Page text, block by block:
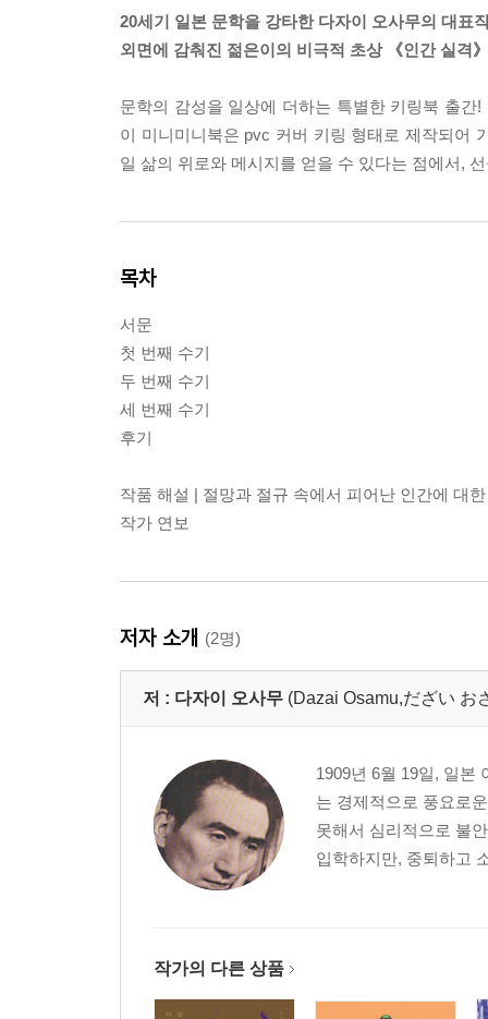
20세기 일본 문학을 강타한 다자이 오사무의 대표
외면에 감춰진 젊은이의 비극적 초상 《인간 실격》
문학의 감성을 일상에 더하는 특별한 키링북 출
이 미니미니북은 pvc 커버 키링 형태로 제작되어
일 삶의 위로와 메시지를 얻을 수 있다는 점에서,
목차
서문
첫 번째 수기
두 번째 수기
세 번째 수기
후기
작품 해설 | 절망과 절규 속에서 피어난 인간에 대
작가 연보
저자 소개 (2명)
저 : 다자이 오사무 (Dazai Osamu,だざい お
1909년 6월 19일, 일본
는 경제적으로 풍요로
못해서 심리적으로 불
입학하지만, 중퇴하고
작가의 다른 상품